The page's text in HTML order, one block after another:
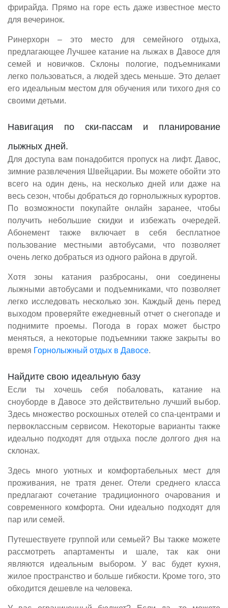
фрирайда. Прямо на горе есть даже известное место
для вечеринок.
Ринерхорн – это место для семейного отдыха,
предлагающее Лучшее катание на лыжах в Давосе для
семей и новичков. Склоны пологие, подъемниками
легко пользоваться, а людей здесь меньше. Это делает
его идеальным местом для обучения или тихого дня со
своими детьми.
Навигация по ски-пассам и планирование
лыжных дней.
Для доступа вам понадобится пропуск на лифт. Давос,
зимние развлечения Швейцарии. Вы можете обойти это
всего на один день, на несколько дней или даже на
весь сезон, чтобы добраться до горнолыжных курортов.
По возможности покупайте онлайн заранее, чтобы
получить небольшие скидки и избежать очередей.
Абонемент также включает в себя бесплатное
пользование местными автобусами, что позволяет
очень легко добраться из одного района в другой.
Хотя зоны катания разбросаны, они соединены
лыжными автобусами и подъемниками, что позволяет
легко исследовать несколько зон. Каждый день перед
выходом проверяйте ежедневный отчет о снегопаде и
поднимите проемы. Погода в горах может быстро
меняться, а некоторые подъемники также закрыты во
время Горнолыжный отдых в Давосе.
Найдите свою идеальную базу
Если ты хочешь себя побаловать, катание на
сноуборде в Давосе это действительно лучший выбор.
Здесь множество роскошных отелей со спа-центрами и
первоклассным сервисом. Некоторые варианты также
идеально подходят для отдыха после долгого дня на
склонах.
Здесь много уютных и комфортабельных мест для
проживания, не тратя денег. Отели среднего класса
предлагают сочетание традиционного очарования и
современного комфорта. Они идеально подходят для
пар или семей.
Путешествуете группой или семьей? Вы также можете
рассмотреть апартаменты и шале, так как они
являются идеальным выбором. У вас будет кухня,
жилое пространство и больше гибкости. Кроме того, это
обходится дешевле на человека.